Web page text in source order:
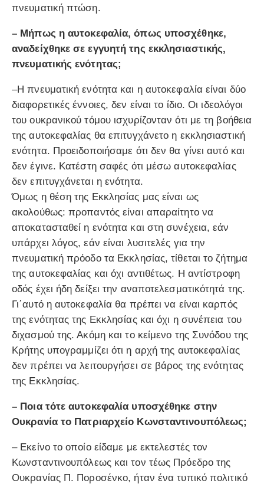
πνευματική πτώση.
– Μήπως η αυτοκεφαλία, όπως υποσχέθηκε,
αναδείχθηκε σε εγγυητή της εκκλησιαστικής,
πνευματικής ενότητας;
–Η πνευματική ενότητα και η αυτοκεφαλία είναι δύο
διαφορετικές έννοιες, δεν είναι το ίδιο. Οι ιδεολόγοι
του ουκρανικού τόμου ισχυρίζονταν ότι με τη βοήθεια
της αυτοκεφαλίας θα επιτυγχάνετο η εκκλησιαστική
ενότητα. Προειδοποιήσαμε ότι δεν θα γίνει αυτό και
δεν έγινε. Κατέστη σαφές ότι μέσω αυτοκεφαλίας
δεν επιτυγχάνεται η ενότητα.
Όμως η θέση της Εκκλησίας μας είναι ως
ακολούθως: προπαντός είναι απαραίτητο να
αποκατασταθεί η ενότητα και στη συνέχεια, εάν
υπάρχει λόγος, εάν είναι λυσιτελές για την
πνευματική πρόοδο τα Εκκλησίας, τίθεται το ζήτημα
της αυτοκεφαλίας και όχι αντιθέτως. Η αντίστροφη
οδός έχει ήδη δείξει την αναποτελεσματικότητά της.
Γι΄αυτό η αυτοκεφαλία θα πρέπει να είναι καρπός
της ενότητας της Εκκλησίας και όχι η συνέπεια του
διχασμού της. Ακόμη και το κείμενο της Συνόδου της
Κρήτης υπογραμμίζει ότι η αρχή της αυτοκεφαλίας
δεν πρέπει να λειτουργήσει σε βάρος της ενότητας
της Εκκλησίας.
– Ποια τότε αυτοκεφαλία υποσχέθηκε στην
Ουκρανία το Πατριαρχείο Κωνσταντινουπόλεως;
– Εκείνο το οποίο είδαμε με εκτελεστές τον
Κωνσταντινουπόλεως και τον τέως Πρόεδρο της
Ουκρανίας Π. Ποροσένκο, ήταν ένα τυπικό πολιτικό